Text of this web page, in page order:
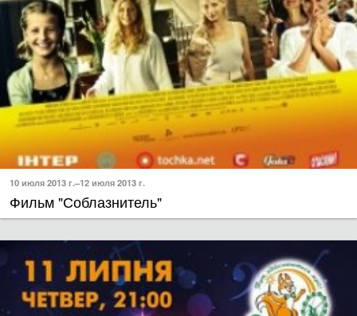
10 июля 2013 г.–12 июля 2013 г.
Фильм "Соблазнитель"